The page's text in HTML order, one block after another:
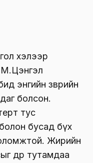
хэлээр
М.Цэнгэл
энгийн зөөврийн
болсон.
тус
болон бусад бүх
Жирийн
өдөр тутамдаа